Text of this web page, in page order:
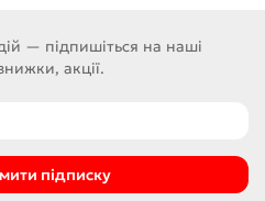
— підпишіться на наші
акції.
підписку